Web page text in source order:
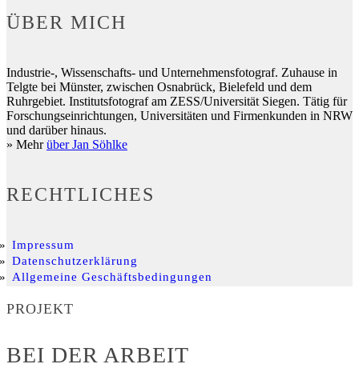
ÜBER MICH
Industrie-, Wissenschafts- und Unternehmensfotograf. Zuhause in
Telgte bei Münster, zwischen Osnabrück, Bielefeld und dem
Ruhrgebiet. Institutsfotograf am ZESS/Universität Siegen. Tätig für
Forschungseinrichtungen, Universitäten und Firmenkunden in NRW
und darüber hinaus.
» Mehrüber Jan Söhlke
RECHTLICHES
Impressum
Datenschutzerklärung
Allgemeine Geschäftsbedingungen
PROJEKT
BEI DER ARBEIT